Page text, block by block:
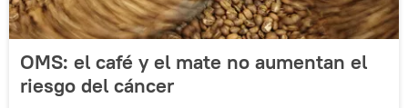
OMS: el café y el mate no aumentan el
riesgo del cáncer